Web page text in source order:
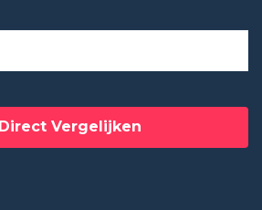
Direct Vergelijken